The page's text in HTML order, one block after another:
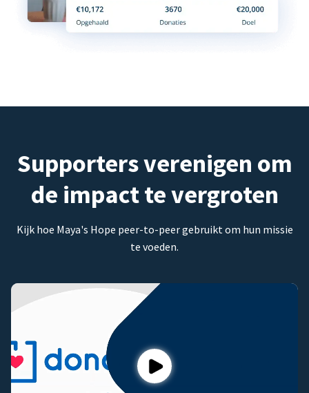
Supporters verenigen om
de impact te vergroten
Kijk hoe Maya's Hope peer-to-peer gebruikt om hun missie
te voeden.
Play